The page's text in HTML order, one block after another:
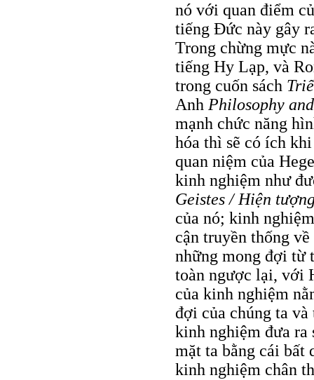
nó với quan điểm
tiếng Đức này gây
Trong chừng mực
tiếng Hy Lạp, và
trong cuốn sách
Anh Philosophy
mạnh chức năng
hóa thì sẽ có ích
quan niệm của
kinh nghiệm như
Geistes / Hiện
của nó; kinh
cận truyền thống
những mong đợi từ
toàn ngược lại, với
của kinh nghiệm
đợi của chúng ta
kinh nghiệm đưa ra
mặt ta bằng cái
kinh nghiệm chân